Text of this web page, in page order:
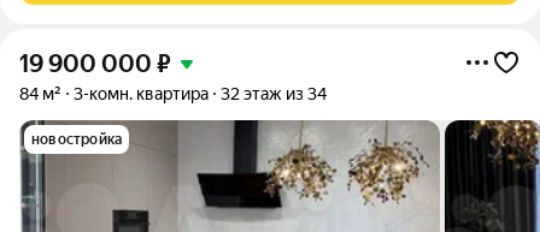
19 900 000 ₽
84 м² 3-комн. квартира 32 этаж из 34
новостройка